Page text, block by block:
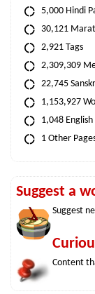
5,000 Hindi
30,121
2,921 Tags
2,309,309
22,745
1,153,927
1,048 English
1 Other
Suggest a
Suggest
Content